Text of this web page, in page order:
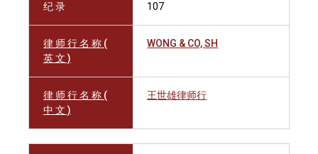
纪 录 107
律 师 行 名 称 (
英 文 )
WONG & CO, SH
律 师 行 名 称 (
中 文 )
王世雄律师行